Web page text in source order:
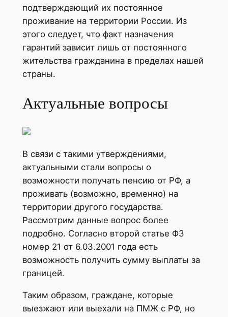
подтверждающий их постоянное
проживание на территории России. Из
этого следует, что факт назначения
гарантий зависит лишь от постоянного
жительства гражданина в пределах нашей
страны.
Актуальные вопросы
В связи с такими утверждениями,
актуальными стали вопросы о
возможности получать пенсию от РФ, а
проживать (возможно, временно) на
территории другого государства.
Рассмотрим данные вопрос более
подробно. Согласно второй статье ФЗ
номер 21 от 6.03.2001 года есть
возможность получить сумму выплаты за
границей.
Таким образом, граждане, которые
выезжают или выехали на ПМЖ с РФ, но